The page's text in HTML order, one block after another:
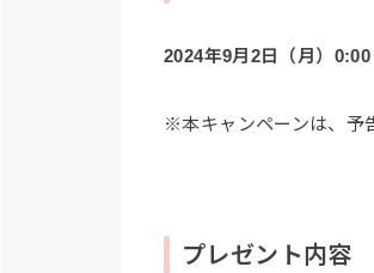
2024年9月2日（月）0:00
※本キャンペーンは、予
プレゼント内容